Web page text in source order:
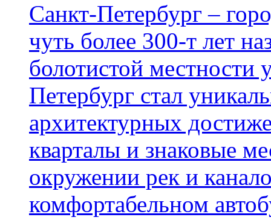
Санкт-Петербург –
чуть более 300-т лет
болотистой местности
Петербург стал
архитектурных
кварталы и знаковые
окружении рек и
комфортабельном